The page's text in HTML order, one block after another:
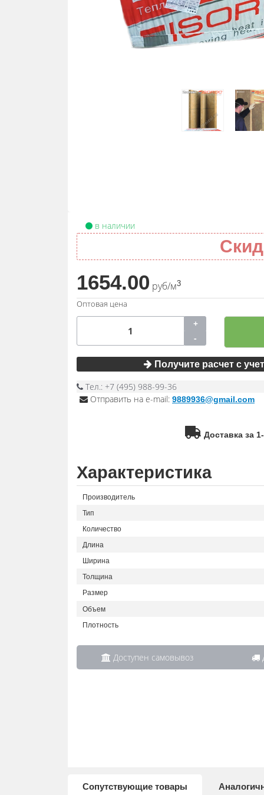
в наличии
1654.00 руб/м3
Оптовая цена
+
-
Получите расчет с
Тел.: +7 (495) 988-99-36
Отправить на e-mail: 9889936@gmail.com
Доставка за
Характеристика
Производитель
Тип
Количество
Длина
Ширина
Толщина
Размер
Объем
Плотность
Доступен самовывоз
Сопутствующие товары